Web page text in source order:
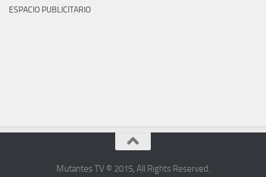
ESPACIO PUBLICITARIO
Mutantes TV © 2015, All Rights Reserved.